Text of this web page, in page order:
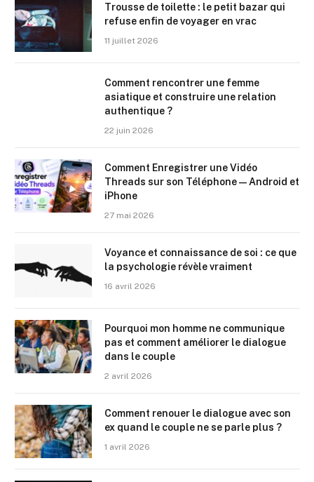
Trousse de toilette : le petit bazar qui
refuse enfin de voyager en vrac
11 juillet 2026
Comment rencontrer une femme
asiatique et construire une relation
authentique ?
22 juin 2026
Comment Enregistrer une Vidéo
Threads sur son Téléphone — Android et
iPhone
27 mai 2026
Voyance et connaissance de soi : ce que
la psychologie révèle vraiment
16 avril 2026
Pourquoi mon homme ne communique
pas et comment améliorer le dialogue
dans le couple
2 avril 2026
Comment renouer le dialogue avec son
ex quand le couple ne se parle plus ?
1 avril 2026